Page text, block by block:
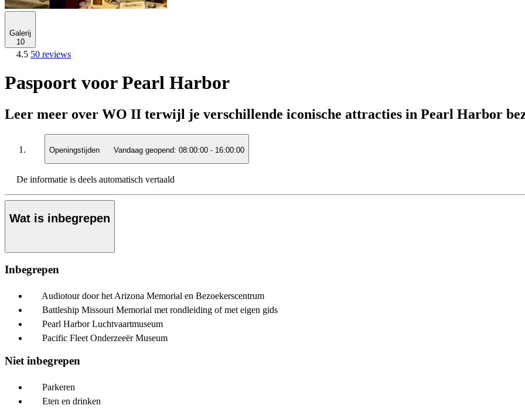
Galerij
10
4.5 50 reviews
Paspoort voor Pearl Harbor
Leer meer over WO II terwijl je verschillende iconische attracties in Pearl Harbor
Openingstijden Vandaag geopend: 08:00:00 - 16:00:00
De informatie is deels automatisch vertaald
Wat is inbegrepen
Inbegrepen
Audiotour door het Arizona Memorial en Bezoekerscentrum
Battleship Missouri Memorial met rondleiding of met eigen gids
Pearl Harbor Luchtvaartmuseum
Pacific Fleet Onderzeeër Museum
Niet inbegrepen
Parkeren
Eten en drinken